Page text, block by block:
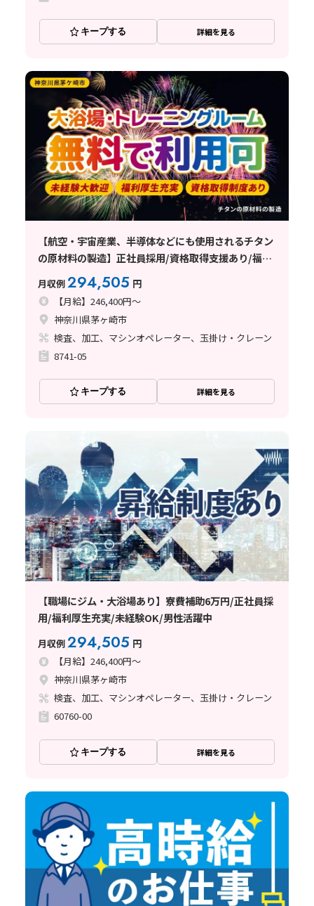
キープする 詳細を見る
【航空・宇宙産業、半導体などにも使用されるチタン
の原材料の製造】正社員採用/資格取得支援あり/福利
厚生充実/経験不問
月収例294,505 円
【月給】246,400円～
神奈川県茅ヶ崎市
検査、加工、マシンオペレーター、玉掛け・クレーン
8741-05
キープする 詳細を見る
【職場にジム・大浴場あり】寮費補助6万円/正社員採
用/福利厚生充実/未経験OK/男性活躍中
月収例294,505 円
【月給】246,400円～
神奈川県茅ヶ崎市
検査、加工、マシンオペレーター、玉掛け・クレーン
60760-00
キープする 詳細を見る